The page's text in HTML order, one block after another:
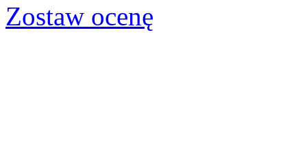
Zostaw ocenę